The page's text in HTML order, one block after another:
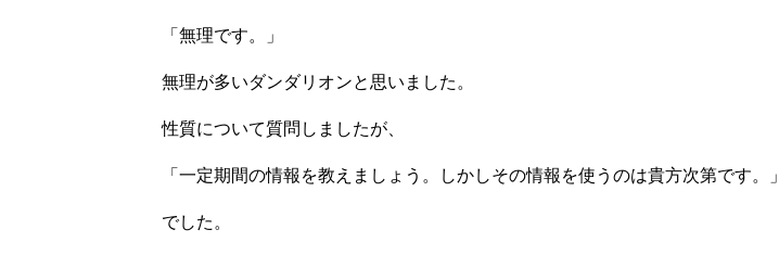
「無理です。」
無理が多いダンダリオンと思いました。
性質について質問しましたが、
「一定期間の情報を教えましょう。しかしその情報を使うのは貴方次第です。」
でした。